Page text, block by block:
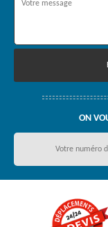
ON